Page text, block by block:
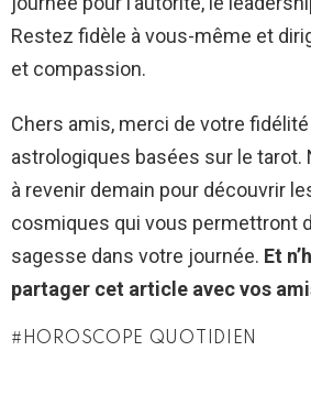
Restez fidèle à vous-même et
et compassion.
Chers amis, merci de votre
astrologiques basées sur le tarot.
à revenir demain pour découvrir
cosmiques qui vous permettront
sagesse dans votre journée. Et
partager cet article avec vos
HOROSCOPE QUOTIDIEN